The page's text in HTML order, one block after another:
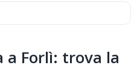
a Forlì: trova la